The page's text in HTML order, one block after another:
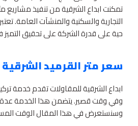
تمكنت ابداع الشرقية من تنفيذ مشاريع
التجارية والسكنية والمنشآت العامة.
حية على قدرة الشركة على تحقيق التميز
سعر متر القرميد الشرقية
ابداع الشرقية للمقاولات تقدم خدمة
وفي وقت قصير. يتضمن هذا الخدمة عدة
وسنستعرض في هذا المقال الوقت